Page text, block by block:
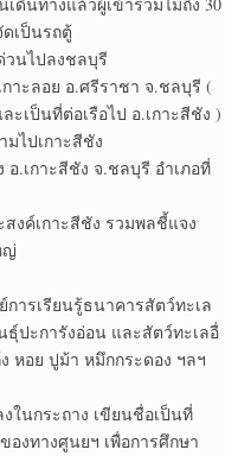
เป็นรถตู้
วนไปลงชลบุรี
าะลอย อ.ศรีราชา จ.ชลบุรี (
ะเป็นที่ต่อเรือไป อ.เกาะสีชัง )
มไปเกาะสีชัง
อ.เกาะสีชัง จ.ชลบุรี อำเภอที่
งค์เกาะสีชัง รวมพลชี้แจง
ญ่
ารเรียนรู้ธนาคารสัตว์ทะเล
ธุ์ปะการังอ่อน และสัตว์ทะเลอื่
หอย ปูม้า หมึกกระดอง ฯลฯ
ในกระถาง เขียนชื่อเป็นที่
องทางศูนยฯ เพื่อการศึกษา